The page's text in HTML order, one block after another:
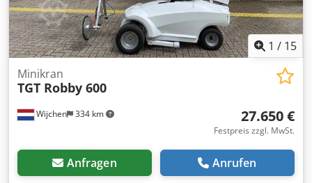
1 / 15
Wijchen 334 km
Minikran
TGT Robby 600
27.650 €
Festpreis zzgl. MwSt.
Anfragen Anrufen